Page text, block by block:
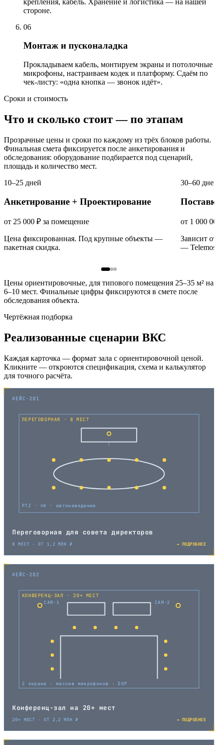
стороне.
06
Монтаж и пусконаладка
Прокладываем кабель, монтируем экраны и потолочные
микрофоны, настраиваем кодек и платформу. Сдаём по
чек-листу: «одна кнопка — звонок идёт».
Сроки и стоимость
Что и сколько стоит — по этапам
Прозрачные цены и сроки по каждому из трёх блоков работы.
Финальная смета фиксируется после анкетирования и
обследования: оборудование подбирается под сценарий,
площадь и количество мест.
10–25 дней
Анкетирование + Проектирование
от 25 000 ₽ за помещение
Цена фиксированная. Под крупные объекты —
пакетная скидка.
30–60 дней
от 1 000
Зависит
—
Цены ориентировочные, для типового помещения 25–35 м² на
6–10 мест. Финальные цифры фиксируются в смете после
обследования объекта.
Чертёжная подборка
Реализованные сценарии ВКС
Каждая карточка — формат зала с ориентировочной ценой.
Кликните — откроются спецификация, схема и калькулятор
для точного расчёта.
КЕЙС-201
ПЕРЕГОВОРНАЯ · 8 МЕСТ
PTZ · 4K · автонаведение
Переговорная для совета директоров
8 МЕСТ · ОТ 1,2 МЛН ₽ → ПОДРОБНЕЕ
КЕЙС-202
КОНФЕРЕНЦ-ЗАЛ · 20+ МЕСТ
CAM-1 CAM-2
2 экрана · массив микрофонов · DSP
Конференц-зал на 20+ мест
20+ МЕСТ · ОТ 2,2 МЛН ₽ → ПОДРОБНЕЕ